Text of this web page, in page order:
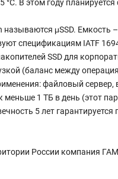
В этом году
μSSD. Емкость
спецификациям IATF
SSD для
(баланс между
файловый
меньше 1 ТБ в день (этот
5 лет
России компания